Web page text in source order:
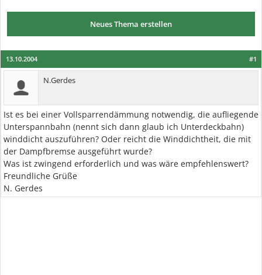
Neues Thema erstellen
#1
13.10.2004
N.Gerdes
Ist es bei einer Vollsparrendämmung notwendig, die aufliegende
Unterspannbahn (nennt sich dann glaub ich Unterdeckbahn)
winddicht auszuführen? Oder reicht die Winddichtheit, die mit
der Dampfbremse ausgeführt wurde?
Was ist zwingend erforderlich und was wäre empfehlenswert?
Freundliche Grüße
N. Gerdes